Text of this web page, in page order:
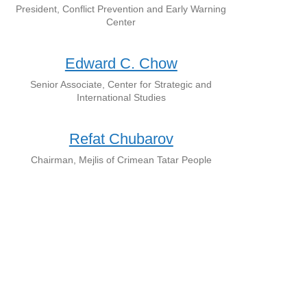
President, Conflict Prevention and Early Warning
Center
Edward C. Chow
Senior Associate, Center for Strategic and
International Studies
Refat Chubarov
Chairman, Mejlis of Crimean Tatar People